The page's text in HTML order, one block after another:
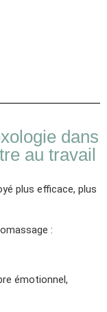
dans
au travail
plus efficace, plus
:
émotionnel,